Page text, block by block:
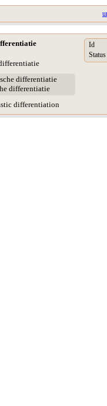
differentiatie
differentiatie
differentiation
Id
Status